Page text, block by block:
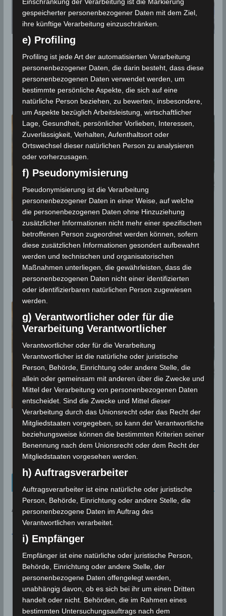
Ab Montag, 9 Aug 2021 erneut
steigende Temperaturen
8. August 2021
Ab Samstag, 7 Aug 2021: Erneutes
Hitzewochenende
6. August 2021
Signifikanter Anstieg der
Temperaturen am Wochenende
23. Juli 2021
AN DIESEM TAG:
7. AUGUST
2018
entstandener Großbrand bei
Siegburg
Deutschland: Ein durch Trockenheit
entstandener Großbrand bei Siegburg zerstört
mehrere…
Einschränkung der Verarbeitung ist die Markierung
gespeicherter personenbezogener Daten mit dem Ziel,
ihre künftige Verarbeitung einzuschränken.
e) Profiling
Profiling ist jede Art der automatisierten Verarbeitung
personenbezogener Daten, die darin besteht, dass diese
personenbezogenen Daten verwendet werden, um
bestimmte persönliche Aspekte, die sich auf eine
natürliche Person beziehen, zu bewerten, insbesondere,
um Aspekte bezüglich Arbeitsleistung, wirtschaftlicher
Lage, Gesundheit, persönlicher Vorlieben, Interessen,
Zuverlässigkeit, Verhalten, Aufenthaltsort oder
Ortswechsel dieser natürlichen Person zu analysieren
oder vorherzusagen.
f) Pseudonymisierung
Pseudonymisierung ist die Verarbeitung
personenbezogener Daten in einer Weise, auf welche
die personenbezogenen Daten ohne Hinzuziehung
zusätzlicher Informationen nicht mehr einer spezifischen
betroffenen Person zugeordnet werden können, sofern
diese zusätzlichen Informationen gesondert aufbewahrt
werden und technischen und organisatorischen
Maßnahmen unterliegen, die gewährleisten, dass die
personenbezogenen Daten nicht einer identifizierten
oder identifizierbaren natürlichen Person zugewiesen
werden.
g) Verantwortlicher oder für die
Verarbeitung Verantwortlicher
Verantwortlicher oder für die Verarbeitung
Verantwortlicher ist die natürliche oder juristische
Person, Behörde, Einrichtung oder andere Stelle, die
allein oder gemeinsam mit anderen über die Zwecke und
Mittel der Verarbeitung von personenbezogenen Daten
entscheidet. Sind die Zwecke und Mittel dieser
Verarbeitung durch das Unionsrecht oder das Recht der
Mitgliedstaaten vorgegeben, so kann der Verantwortliche
beziehungsweise können die bestimmten Kriterien seiner
Benennung nach dem Unionsrecht oder dem Recht der
Mitgliedstaaten vorgesehen werden.
h) Auftragsverarbeiter
Auftragsverarbeiter ist eine natürliche oder juristische
Person, Behörde, Einrichtung oder andere Stelle, die
personenbezogene Daten im Auftrag des
Verantwortlichen verarbeitet.
i) Empfänger
Empfänger ist eine natürliche oder juristische Person,
Behörde, Einrichtung oder andere Stelle, der
personenbezogene Daten offengelegt werden,
unabhängig davon, ob es sich bei ihr um einen Dritten
handelt oder nicht. Behörden, die im Rahmen eines
bestimmten Untersuchungsauftrags nach dem